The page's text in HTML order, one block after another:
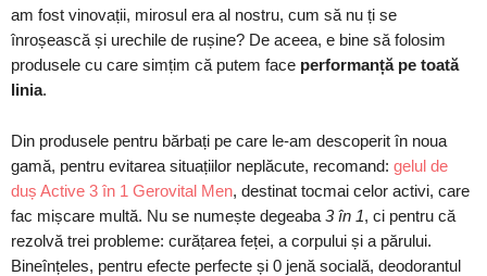
am fost vinovații, mirosul era al nostru, cum să nu ți se
înroșească și urechile de rușine? De aceea, e bine să folosim
produsele cu care simțim că putem face performanță pe toată
linia.
Din produsele pentru bărbați pe care le-am descoperit în noua
gamă, pentru evitarea situațiilor neplăcute, recomand: gelul de
duș Active 3 în 1 Gerovital Men, destinat tocmai celor activi, care
fac mișcare multă. Nu se numește degeaba 3 în 1, ci pentru că
rezolvă trei probleme: curățarea feței, a corpului și a părului.
Bineînțeles, pentru efecte perfecte și 0 jenă socială, deodorantul